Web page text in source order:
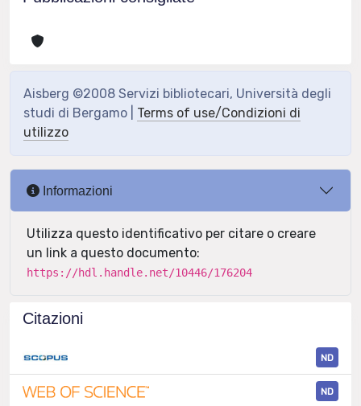
Aisberg ©2008 Servizi bibliotecari, Università degli
studi di Bergamo | Terms of use/Condizioni di
utilizzo
Informazioni
Utilizza questo identificativo per citare o creare
un link a questo documento:
https://hdl.handle.net/10446/176204
Citazioni
ND
ND